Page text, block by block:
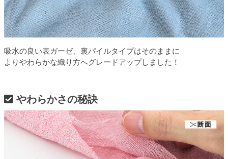
吸水の良い表ガーゼ、裏パイルタイプはそのままに
よりやわらかな織り方へグレードアップしました！
やわらかさの秘訣